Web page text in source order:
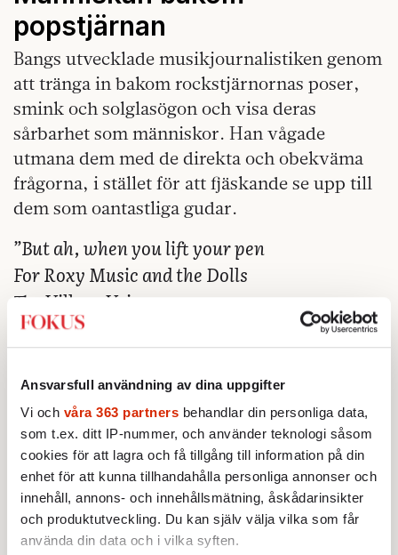
Ansvarsfull användning av dina uppgifter
Vi och våra 363 partners behandlar din personliga data,
som t.ex. ditt IP-nummer, och använder teknologi såsom
cookies för att lagra och få tillgång till information på din
enhet för att kunna tillhandahålla personliga annonser och
innehåll, annons- och innehållsmätning, åskådarinsikter
och produktutveckling. Du kan själv välja vilka som får
använda din data och i vilka syften.
popstjärnan
Bangs utvecklade musikjournalistiken genom
att tränga in bakom rockstjärnornas poser,
smink och solglasögon och visa deras
sårbarhet som människor. Han vågade
utmana dem med de direkta och obekväma
frågorna, i stället för att fjäskande se upp till
dem som oantastliga gudar.
”But ah, when you lift your pen
For Roxy Music and the Dolls
The Village Voice
It has no choice
It must laud your every word…”
Bangs skrev 1970 efter Janis Joplins hastiga
bortgång om hur narkotikans unga offer
blivit en tragisk, men ofrånkomlig del av
rockmusiken. Själv gick han bort i en överdos
tolv år senare. Han återfanns livlös på soffan i
sin lägenhet, på skivspelaren ringde det sista
spåret på synthpopbandet Human Leauges